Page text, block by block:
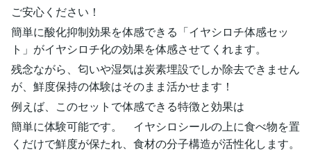
ご安心ください！
簡単に酸化抑制効果を体感できる「イヤシロチ体感セッ
ト」がイヤシロチ化の効果を体感させてくれます。
残念ながら、匂いや湿気は炭素埋設でしか除去できません
が、鮮度保持の体験はそのまま活かせます！
例えば、このセットで体感できる特徴と効果は
簡単に体験可能です。 イヤシロシールの上に食べ物を置
くだけで鮮度が保たれ、食材の分子構造が活性化します。